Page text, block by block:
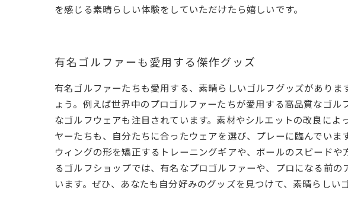
を感じる素晴らしい体験をしていただけたら嬉しいです。
有名ゴルファーも愛用する傑作グッズ
有名ゴルファーたちも愛用する、素晴らしいゴルフグッズがあり
ょう。例えば世界中のプロゴルファーたちが愛用する高品質なゴ
なゴルフウェアも注目されています。素材やシルエットの改良に
ヤーたちも、自分たちに合ったウェアを選び、プレーに臨んでい
ウィングの形を矯正するトレーニングギアや、ボールのスピード
るゴルフショップでは、有名なプロゴルファーや、プロになる前
います。ぜひ、あなたも自分好みのグッズを見つけて、素晴らしい